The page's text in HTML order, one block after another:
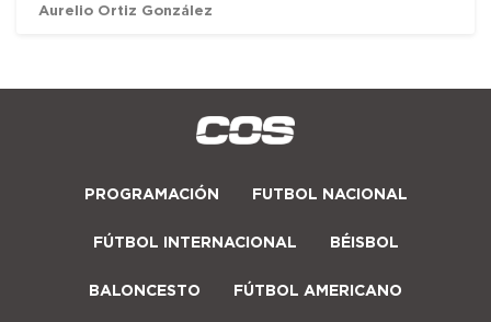
Aurelio Ortiz González
PROGRAMACIÓN FUTBOL NACIONAL
FÚTBOL INTERNACIONAL BÉISBOL
BALONCESTO FÚTBOL AMERICANO